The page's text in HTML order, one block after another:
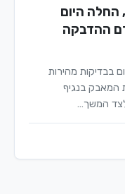
החלה היום
ההדבקה
בבדיקות מהירות
המאבק בנגיף
המשך…